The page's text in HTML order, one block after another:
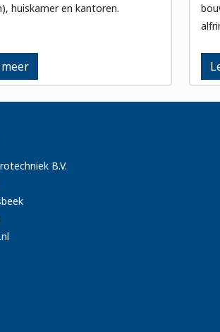
huiskamer en kantoren.
B.V.